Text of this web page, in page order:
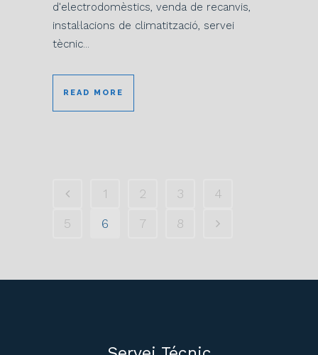
d'electrodomèstics, venda de recanvis,
instal·lacions de climatització, servei
tècnic...
READ MORE
1 2 3
4
5
6 7 8